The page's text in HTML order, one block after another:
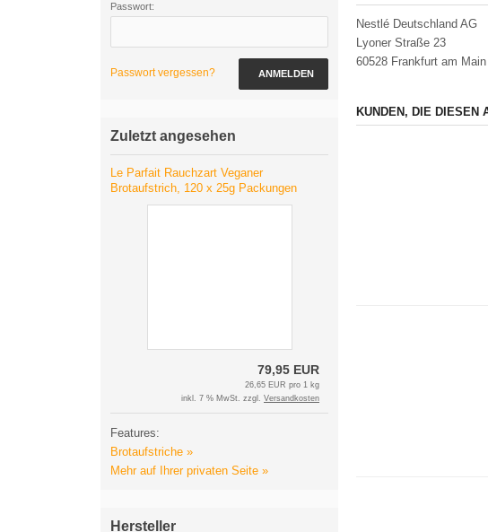
Nestlé Deutschland AG
Lyoner Straße 23
60528 Frankfurt am Main
KUNDEN, DIE DIESEN
Passwort:
Passwort vergessen? ANMELDEN
Zuletzt angesehen
Le Parfait Rauchzart Veganer
Brotaufstrich, 120 x 25g Packungen
79,95 EUR
26,65 EUR pro 1 kg
inkl. 7 % MwSt. zzgl. Versandkosten
Features:
Brotaufstriche »
Mehr auf Ihrer privaten Seite »
Hersteller